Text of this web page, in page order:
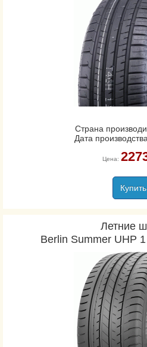
Страна
Дата
Цена:
Купить
Летние
Berlin Summer UHP